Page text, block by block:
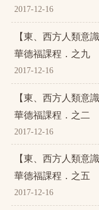
2017-12-16
【東、西方人類意
華德福課程．之九
2017-12-16
【東、西方人類意
華德福課程．之二
2017-12-16
【東、西方人類意
華德福課程．之五
2017-12-16